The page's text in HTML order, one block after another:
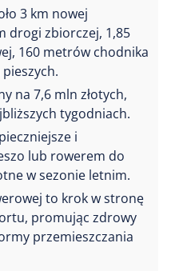
3 km nowej
drogi zbiorczej, 1,85
160 metrów chodnika
na 7,6 mln złotych,
tygodniach.
i
lub rowerem do
w sezonie letnim.
to krok w stronę
promując zdrowy
przemieszczania